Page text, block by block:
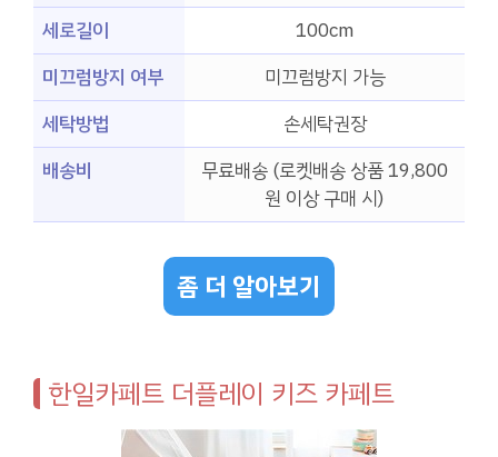
세로길이
100cm
미끄럼방지 여부
미끄럼방지 가능
세탁방법
손세탁권장
배송비
무료배송 (로켓배송 상품 19,800
원 이상 구매 시)
좀 더 알아보기
한일카페트 더플레이 키즈 카페트